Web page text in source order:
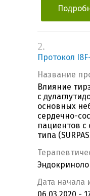
2.
Протокол
Название
Влияние
с
основных
сердечно-
пациентов с
типа
Дата начала